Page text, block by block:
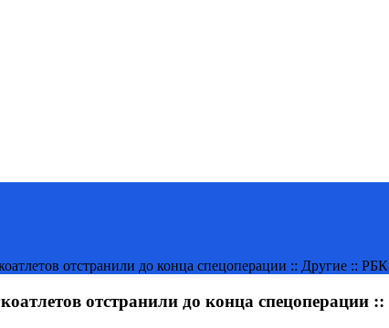
отстранили до конца спецоперации :: Другие ::
отстранили до конца спецоперации